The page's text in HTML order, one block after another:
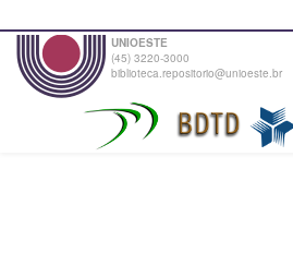
UNIOESTE
(45) 3220-3000
biblioteca.repositorio@unioeste.br